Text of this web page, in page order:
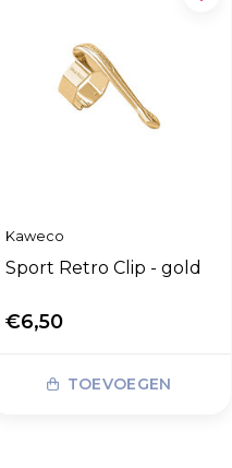
Kaweco
Sport Retro Clip - gold
€6,50
TOEVOEGEN